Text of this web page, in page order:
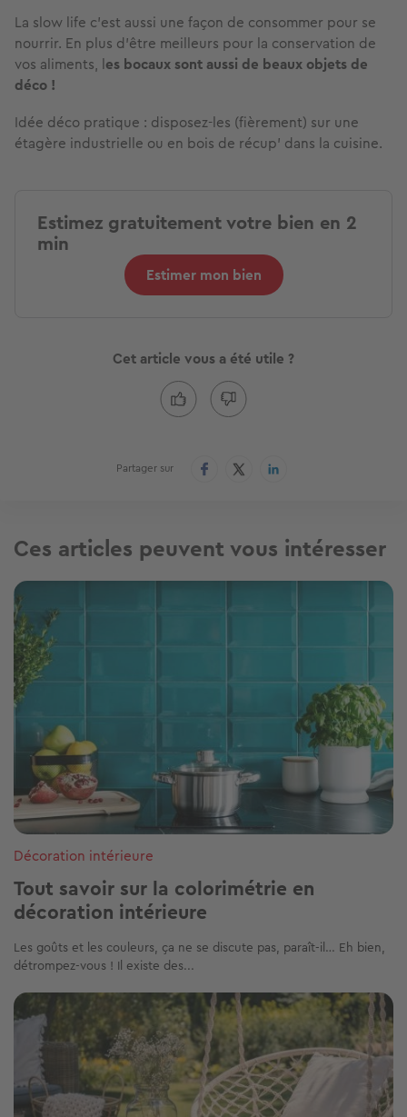
La slow life c’est aussi une façon de consommer pour se
nourrir. En plus d’être meilleurs pour la conservation de
vos aliments, les bocaux sont aussi de beaux objets de
déco !
Idée déco pratique : disposez-les (fièrement) sur une
étagère industrielle ou en bois de récup’ dans la cuisine.
Estimez gratuitement votre bien en 2
min
Estimer mon bien
Cet article vous a été utile ?
Partager sur
Ces articles peuvent vous intéresser
Image
Décoration intérieure
Tout savoir sur la colorimétrie en
décoration intérieure
Les goûts et les couleurs, ça ne se discute pas, paraît-il… Eh bien,
détrompez-vous ! Il existe des...
Image